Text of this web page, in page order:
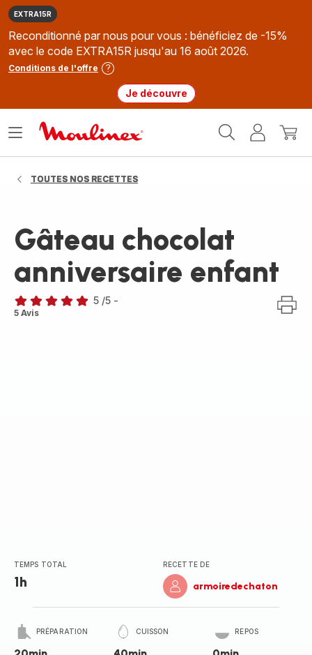
EXTRA15R
Reconditionné par nous pour vous : bénéficiez de -15%
avec le code EXTRA15R jusqu'au 16 août 2026.
Conditions de l'offre
Je découvre
MonMon
Ouvrir
TOUTES NOS RECETTES
Gâteau chocolat
anniversaire enfant
Avis
5 /5 -
5 Avis
TEMPS TOTAL
1h
RECETTE DE
armoiredechaton
PRÉPARATION CUISSON REPOS